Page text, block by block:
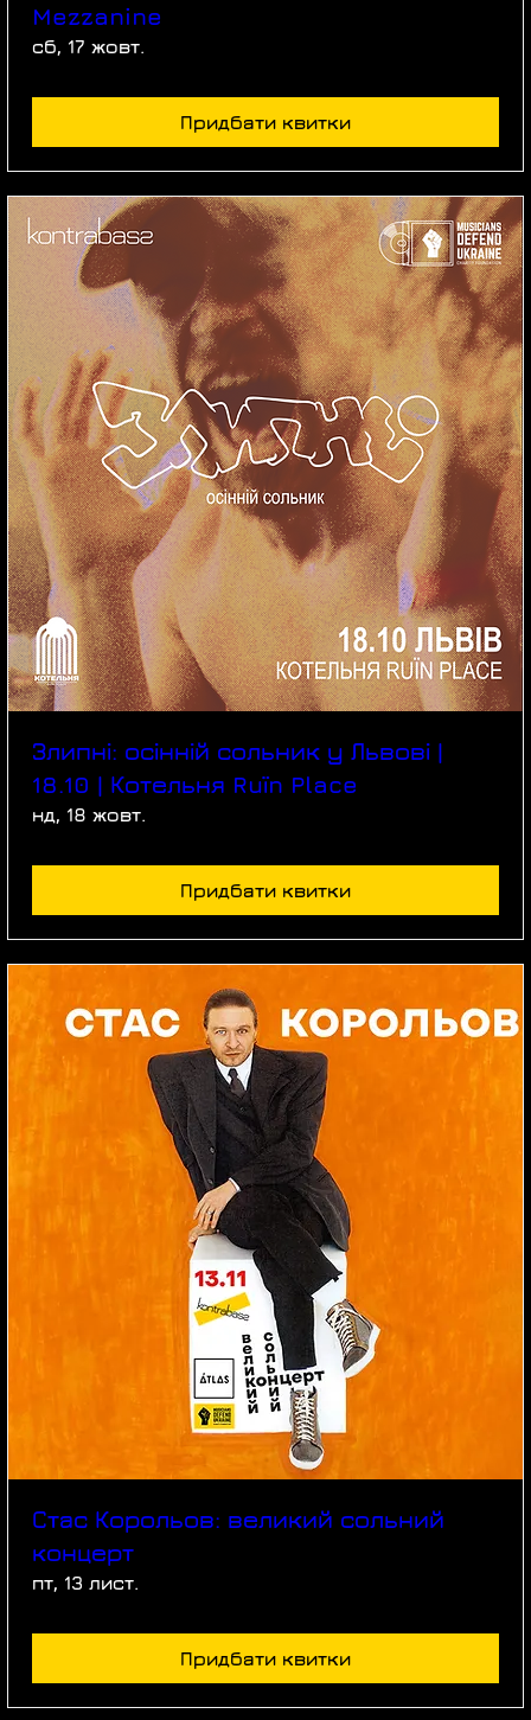
Mezzanine
сб, 17 жовт.
Придбати квитки
Злипні: осінній сольник у Львові |
18.10 | Котельня Ruїn Place
нд, 18 жовт.
Придбати квитки
Стас Корольов: великий сольний
концерт
пт, 13 лист.
Придбати квитки